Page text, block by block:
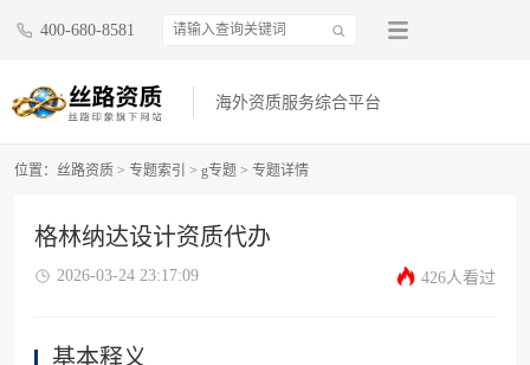
400-680-8581
海外资质服务综合平台
位置： 丝路资质 > 专题索引 > g专题 > 专题详情
格林纳达设计资质代办
2026-03-24 23:17:09 426人看过
基本释义